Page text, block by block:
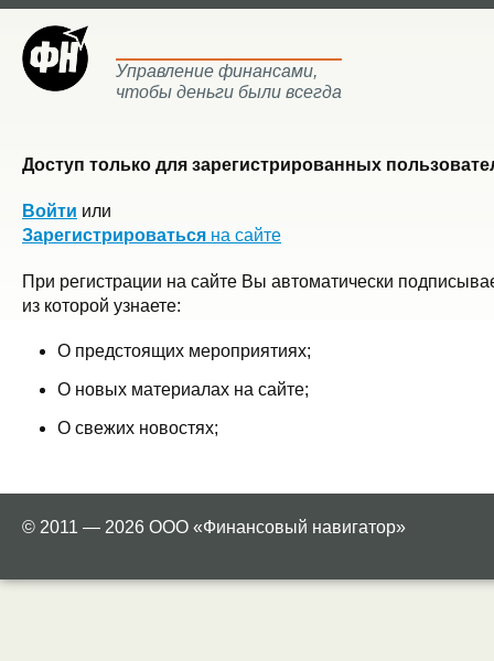
Управление финансами,
чтобы деньги были всегда
Доступ только для зарегистрированных
Войти или
Зарегистрироваться на сайте
При регистрации на сайте Вы автоматически
из которой узнаете:
О предстоящих мероприятиях;
О новых материалах на сайте;
О свежих новостях;
© 2011 — 2026 ООО «Финансовый навигатор»